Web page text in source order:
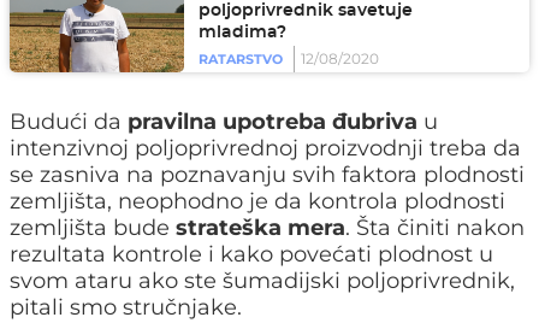
poljoprivrednik savetuje
mladima?
RATARSTVO
12/08/2020
Budući da pravilna upotreba đubriva u
intenzivnoj poljoprivrednoj proizvodnji treba da
se zasniva na poznavanju svih faktora plodnosti
zemljišta, neophodno je da kontrola plodnosti
zemljišta bude strateška mera. Šta činiti nakon
rezultata kontrole i kako povećati plodnost u
svom ataru ako ste šumadijski poljoprivrednik,
pitali smo stručnjake.